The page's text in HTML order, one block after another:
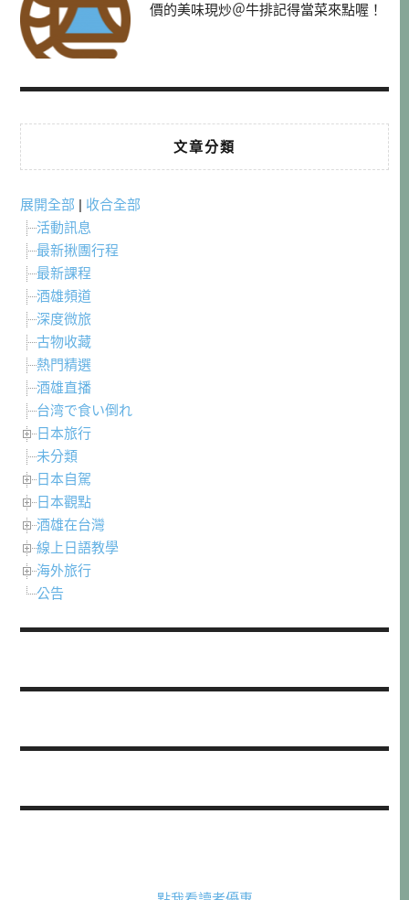
價的美味現炒＠牛排記得當菜來點喔！
文章分類
展開全部 | 收合全部
活動訊息
最新揪團行程
最新課程
酒雄頻道
深度微旅
古物收藏
熱門精選
酒雄直播
台湾で食い倒れ
日本旅行
未分類
日本自駕
日本觀點
酒雄在台灣
線上日語教學
海外旅行
公告